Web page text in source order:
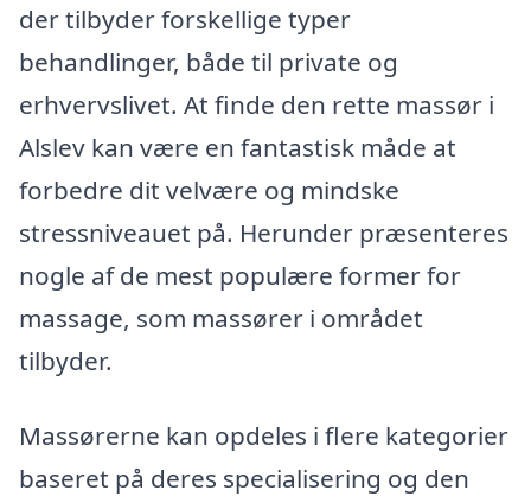
der tilbyder forskellige typer
behandlinger, både til private og
erhvervslivet. At finde den rette massør i
Alslev kan være en fantastisk måde at
forbedre dit velvære og mindske
stressniveauet på. Herunder præsenteres
nogle af de mest populære former for
massage, som massører i området
tilbyder.
Massørerne kan opdeles i flere kategorier
baseret på deres specialisering og den